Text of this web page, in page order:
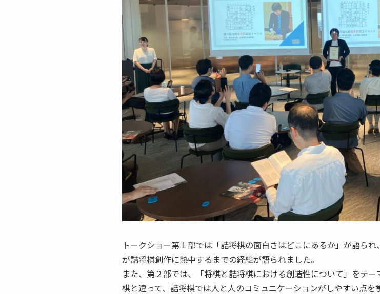
トークショー第１部では「詰将棋の面白さはどこにあるか」が語ら
が詰将棋創作に熱中するまでの経緯が語られました。
また、第２部では、「将棋と詰将棋における創造性について」をテ
棋と違って、詰将棋では人と人のコミュニケーションがしやすい点